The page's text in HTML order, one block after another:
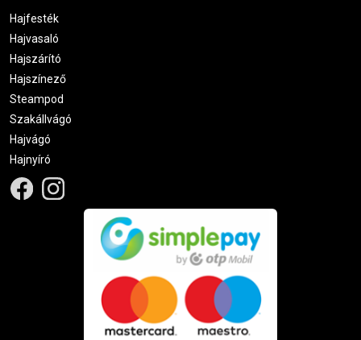
Hajfesték
Hajvasaló
Hajszárító
Hajszínező
Steampod
Szakállvágó
Hajvágó
Hajnyíró